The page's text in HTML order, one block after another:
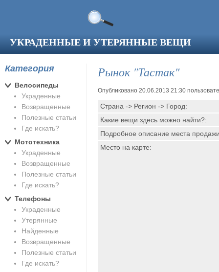
УКРАДЕННЫЕ И УТЕРЯННЫЕ ВЕЩИ
Рынок "Тастак"
Опубликовано 20.06.2013 21:30
Страна -> Регион -> Город:
Какие вещи здесь можно найти?:
Подробное описание места
Место на карте:
Категория
Велосипеды
Украденные
Возвращенные
Полезные статьи
Где искать?
Мототехника
Украденные
Возвращенные
Полезные статьи
Где искать?
Телефоны
Украденные
Утерянные
Найденные
Возвращенные
Полезные статьи
Где искать?